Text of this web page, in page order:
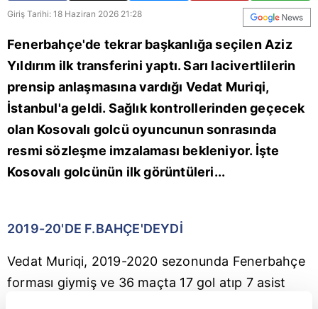
Giriş Tarihi: 18 Haziran 2026 21:28
Fenerbahçe'de tekrar başkanlığa seçilen Aziz
Yıldırım ilk transferini yaptı. Sarı lacivertlilerin
prensip anlaşmasına vardığı Vedat Muriqi,
İstanbul'a geldi. Sağlık kontrollerinden geçecek
olan Kosovalı golcü oyuncunun sonrasında
resmi sözleşme imzalaması bekleniyor. İşte
Kosovalı golcünün ilk görüntüleri...
2019-20'DE F.BAHÇE'DEYDİ
Vedat Muriqi, 2019-2020 sezonunda Fenerbahçe
forması giymiş ve 36 maçta 17 gol atıp 7 asist